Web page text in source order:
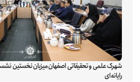
شهرک علمی و تحقیقاتی اصفهان میزبان نخستین
رایانه‌ای